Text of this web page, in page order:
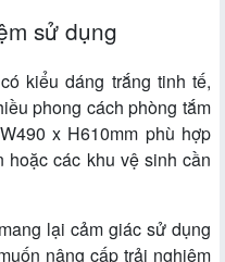
sử dụng
kiểu dáng trắng tinh tế,
phong cách phòng tắm
x H610mm phù hợp
hoặc các khu vệ sinh cần
lại cảm giác sử dụng
nâng cấp trải nghiệm